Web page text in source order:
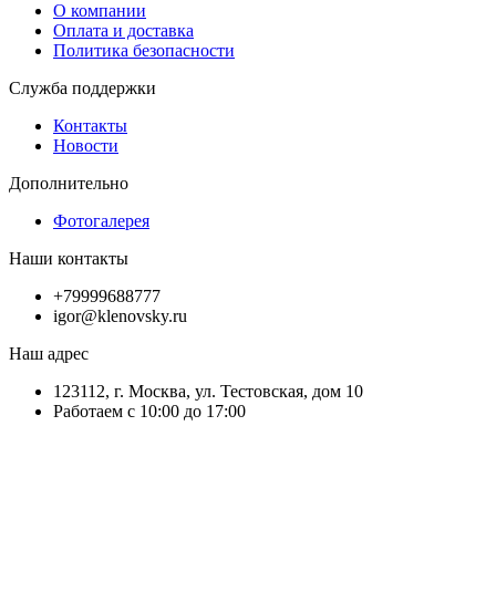
О компании
Оплата и доставка
Политика безопасности
Служба поддержки
Контакты
Новости
Дополнительно
Фотогалерея
Наши контакты
+79999688777
igor@klenovsky.ru
Наш адрес
123112, г. Москва, ул. Тестовская, дом 10
Работаем с 10:00 до 17:00